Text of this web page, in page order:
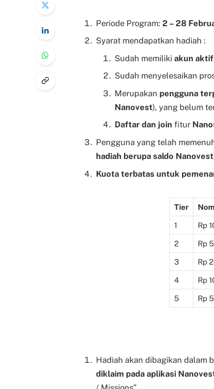
Periode Program: 2 – 28
Syarat mendapatkan hadiah :
Sudah memiliki akun aktif
Sudah menyelesaikan
Merupakan pengguna
Nanovest), yang belum
Daftar dan join fitur
Pengguna yang telah
hadiah berupa saldo Nanovest
Kuota terbatas untuk
Tier
1 Rp
2 Rp
3 Rp
4 Rp
5 Rp
Hadiah akan dibagikan dalam
diklaim pada aplikasi